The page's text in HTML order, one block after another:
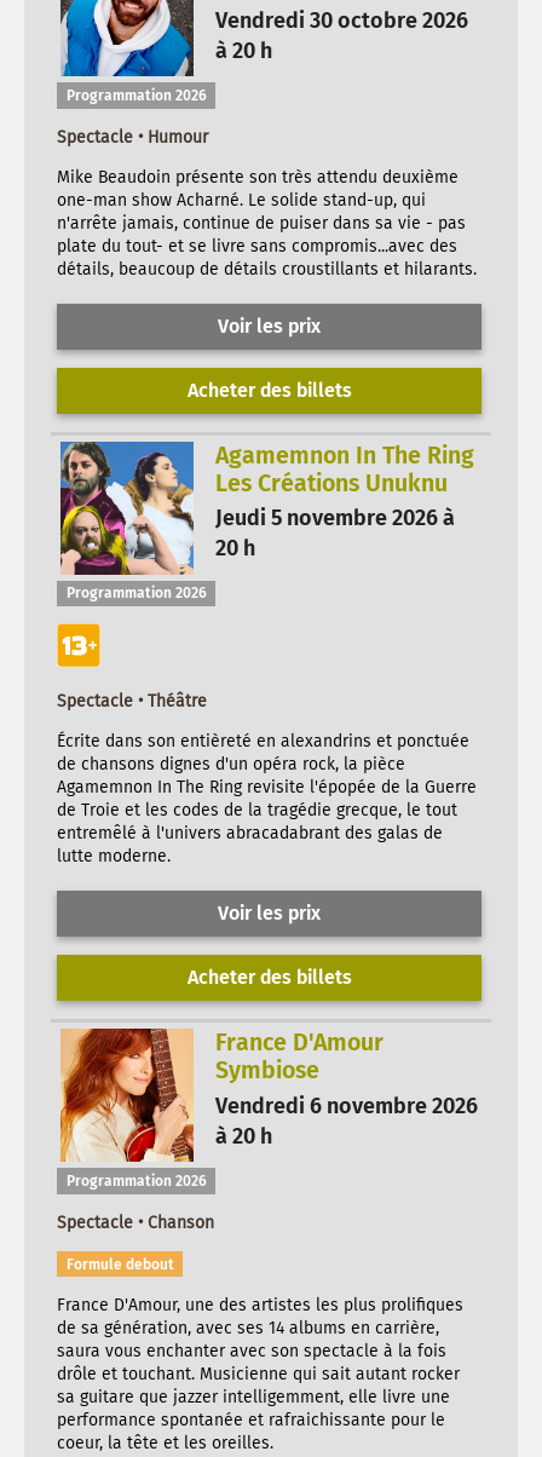
Vendredi 30 octobre 2026
à 20 h
Programmation 2026
Spectacle • Humour
Mike Beaudoin présente son très attendu deuxième
one-man show Acharné. Le solide stand-up, qui
n'arrête jamais, continue de puiser dans sa vie - pas
plate du tout- et se livre sans compromis...avec des
détails, beaucoup de détails croustillants et hilarants.
Voir les prix
Acheter des billets
Agamemnon In The Ring
Les Créations Unuknu
Jeudi 5 novembre 2026 à
20 h
Programmation 2026
Spectacle • Théâtre
Écrite dans son entièreté en alexandrins et ponctuée
de chansons dignes d'un opéra rock, la pièce
Agamemnon In The Ring revisite l'épopée de la Guerre
de Troie et les codes de la tragédie grecque, le tout
entremêlé à l'univers abracadabrant des galas de
lutte moderne.
Voir les prix
Acheter des billets
France D'Amour
Symbiose
Vendredi 6 novembre 2026
à 20 h
Programmation 2026
Spectacle • Chanson
Formule debout
France D'Amour, une des artistes les plus prolifiques
de sa génération, avec ses 14 albums en carrière,
saura vous enchanter avec son spectacle à la fois
drôle et touchant. Musicienne qui sait autant rocker
sa guitare que jazzer intelligemment, elle livre une
performance spontanée et rafraichissante pour le
coeur, la tête et les oreilles.